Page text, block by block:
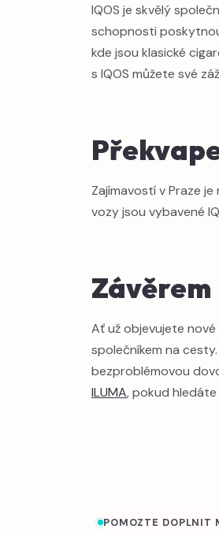
IQOS je skvělý
schopnosti
kde jsou klasické
s IQOS můžete své
Zajímavostí v Praze
vozy jsou vybavené
Závěrem
Ať už objevujete
společníkem na
bezproblémovou
ILUMA, pokud
POMOZTE DOPLNIT